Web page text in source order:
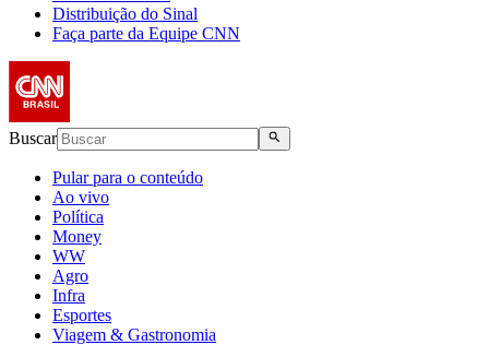
Distribuição do Sinal
Faça parte da Equipe CNN
Buscar
Pular para o conteúdo
Ao vivo
Política
Money
WW
Agro
Infra
Esportes
Viagem & Gastronomia